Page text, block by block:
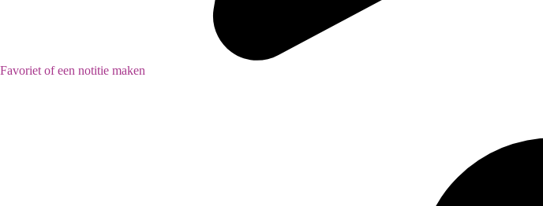
Favoriet of een notitie maken